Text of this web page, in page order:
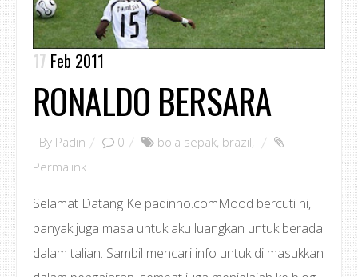
17 Feb 2011
RONALDO BERSARA
By Padin 0 bola sepak, brazil,
Permalink
Selamat Datang Ke padinno.comMood bercuti ni,
banyak juga masa untuk aku luangkan untuk berada
dalam talian. Sambil mencari info untuk di masukkan